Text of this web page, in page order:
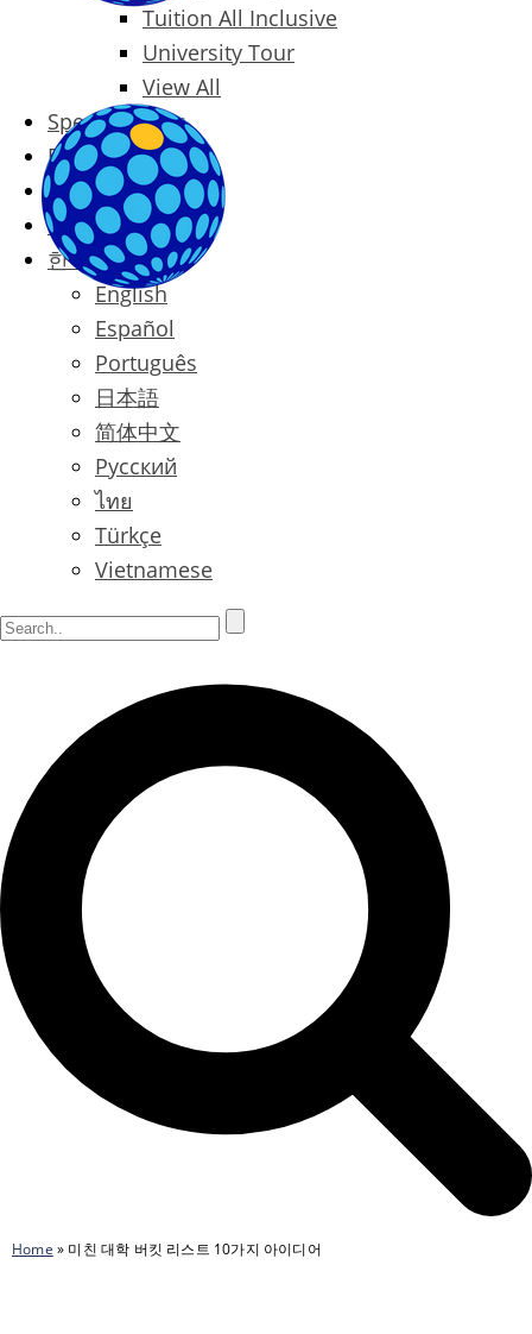
Tuition All Inclusive
University Tour
View All
Special Offers
Prices
Blog
Contact
한국어
English
Español
Português
日本語
简体中文
Русский
ไทย
Türkçe
Vietnamese
Home » 미친 대학 버킷 리스트 10가지 아이디어